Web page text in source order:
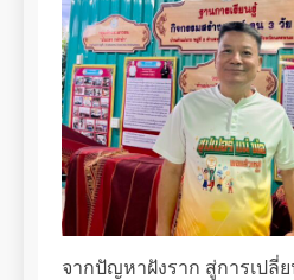
จากปัญหาฝังราก สู่การเปลี่